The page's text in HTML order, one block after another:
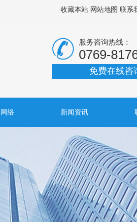
收藏本站 网站地图 联系
服务咨询热线：
0769-
免费在线咨
络 新闻资讯